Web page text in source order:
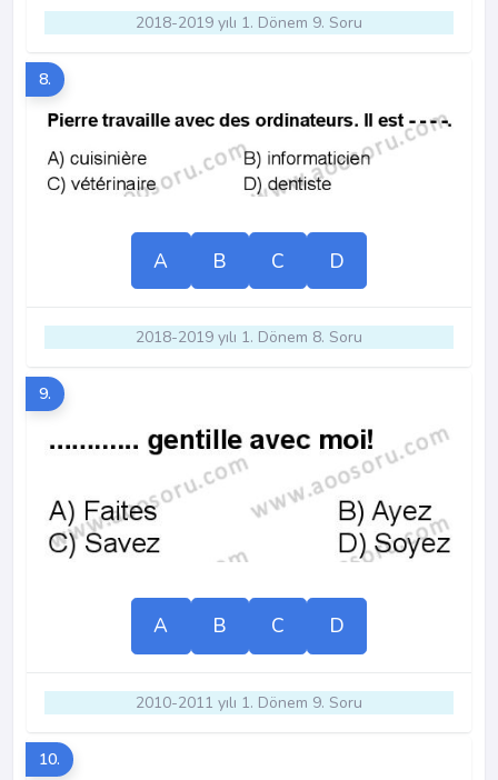
2018-2019 yılı 1. Dönem 9. Soru
8.
A B C D
2018-2019 yılı 1. Dönem 8. Soru
9.
A B C D
2010-2011 yılı 1. Dönem 9. Soru
10.